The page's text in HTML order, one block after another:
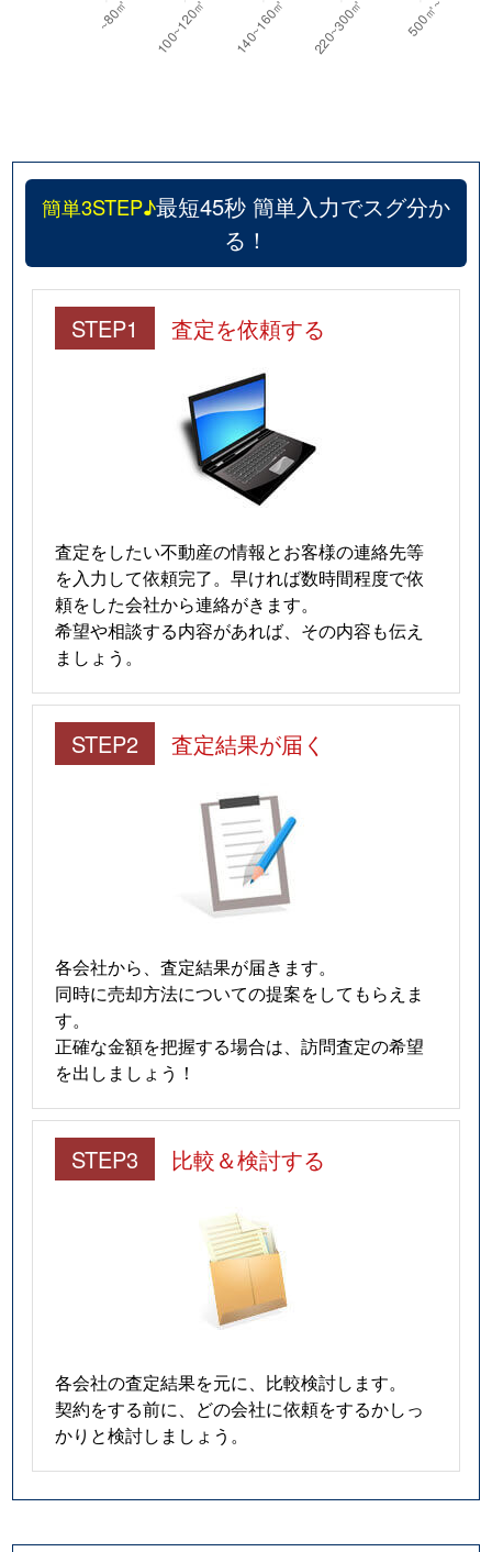
簡単3STEP♪最短45秒 簡単入力でスグ分か
る！
STEP1 査定を依頼する
査定をしたい不動産の情報とお客様の連絡先等
を入力して依頼完了。早ければ数時間程度で依
頼をした会社から連絡がきます。
希望や相談する内容があれば、その内容も伝え
ましょう。
STEP2 査定結果が届く
各会社から、査定結果が届きます。
同時に売却方法についての提案をしてもらえま
す。
正確な金額を把握する場合は、訪問査定の希望
を出しましょう！
STEP3 比較＆検討する
各会社の査定結果を元に、比較検討します。
契約をする前に、どの会社に依頼をするかしっ
かりと検討しましょう。